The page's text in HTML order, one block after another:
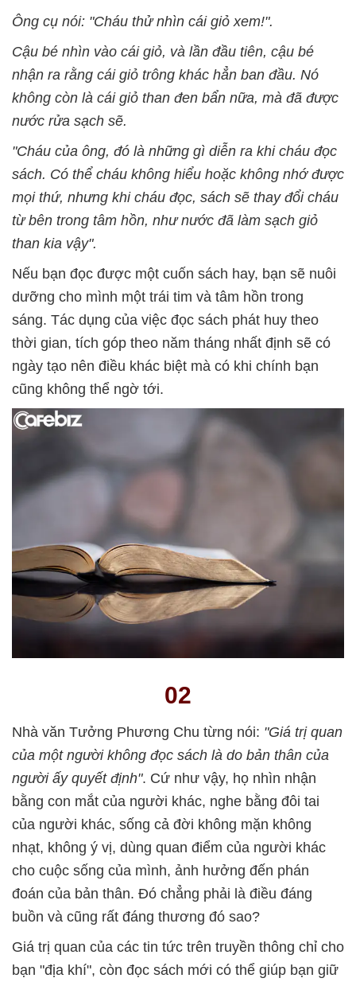
Ông cụ nói: "Cháu thử nhìn cái giỏ xem!".
Cậu bé nhìn vào cái giỏ, và lần đầu tiên, cậu bé
nhận ra rằng cái giỏ trông khác hẳn ban đầu. Nó
không còn là cái giỏ than đen bẩn nữa, mà đã được
nước rửa sạch sẽ.
"Cháu của ông, đó là những gì diễn ra khi cháu đọc
sách. Có thể cháu không hiểu hoặc không nhớ được
mọi thứ, nhưng khi cháu đọc, sách sẽ thay đổi cháu
từ bên trong tâm hồn, như nước đã làm sạch giỏ
than kia vậy".
Nếu bạn đọc được một cuốn sách hay, bạn sẽ nuôi
dưỡng cho mình một trái tim và tâm hồn trong
sáng. Tác dụng của việc đọc sách phát huy theo
thời gian, tích góp theo năm tháng nhất định sẽ có
ngày tạo nên điều khác biệt mà có khi chính bạn
cũng không thể ngờ tới.
02
Nhà văn Tưởng Phương Chu từng nói: "Giá trị quan
của một người không đọc sách là do bản thân của
người ấy quyết định". Cứ như vậy, họ nhìn nhận
bằng con mắt của người khác, nghe bằng đôi tai
của người khác, sống cả đời không mặn không
nhạt, không ý vị, dùng quan điểm của người khác
cho cuộc sống của mình, ảnh hưởng đến phán
đoán của bản thân. Đó chẳng phải là điều đáng
buồn và cũng rất đáng thương đó sao?
Giá trị quan của các tin tức trên truyền thông chỉ cho
bạn "địa khí", còn đọc sách mới có thể giúp bạn giữ